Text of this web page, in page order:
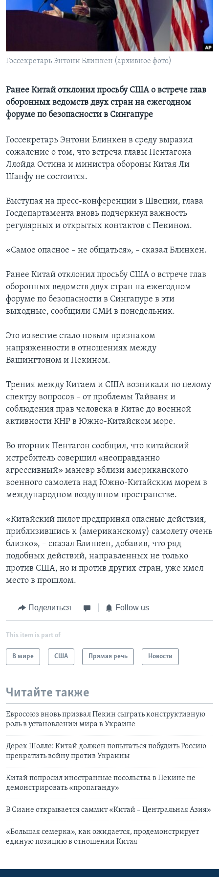
Learning English
Языки
Госсекретарь Энтони Блинкен (архивное фото)
Ранее Китай отклонил просьбу США о встрече глав
оборонных ведомств двух стран на ежегодном
форуме по безопасности в Сингапуре
Госсекретарь Энтони Блинкен в среду выразил
сожаление о том, что встреча главы Пентагона
Ллойда Остина и министра обороны Китая Ли
Шанфу не состоится.
Выступая на пресс-конференции в Швеции, глава
Госдепартамента вновь подчеркнул важность
регулярных и открытых контактов с Пекином.
«Самое опасное – не общаться», – сказал Блинкен.
Ранее Китай отклонил просьбу США о встрече глав
оборонных ведомств двух стран на ежегодном
форуме по безопасности в Сингапуре в эти
выходные, сообщили СМИ в понедельник.
Это известие стало новым признаком
напряженности в отношениях между
Вашингтоном и Пекином.
Трения между Китаем и США возникали по целому
спектру вопросов – от проблемы Тайваня и
соблюдения прав человека в Китае до военной
активности КНР в Южно-Китайском море.
Во вторник Пентагон сообщил, что китайский
истребитель совершил «неоправданно
агрессивный» маневр вблизи американского
военного самолета над Южно-Китайским морем в
международном воздушном пространстве.
«Китайский пилот предпринял опасные действия,
приблизившись к (американскому) самолету очень
близко», – сказал Блинкен, добавив, что ряд
подобных действий, направленных не только
против США, но и против других стран, уже имел
место в прошлом.
Поделиться Follow us
This item is part of
В мире США Прямая речь Новости
Читайте также
Евросоюз вновь призвал Пекин сыграть конструктивную
роль в установлении мира в Украине
Дерек Шолле: Китай должен попытаться побудить Россию
прекратить войну против Украины
Китай попросил иностранные посольства в Пекине не
демонстрировать «пропаганду»
В Сиане открывается саммит «Китай – Центральная Азия»
«Большая семерка», как ожидается, продемонстрирует
единую позицию в отношении Китая